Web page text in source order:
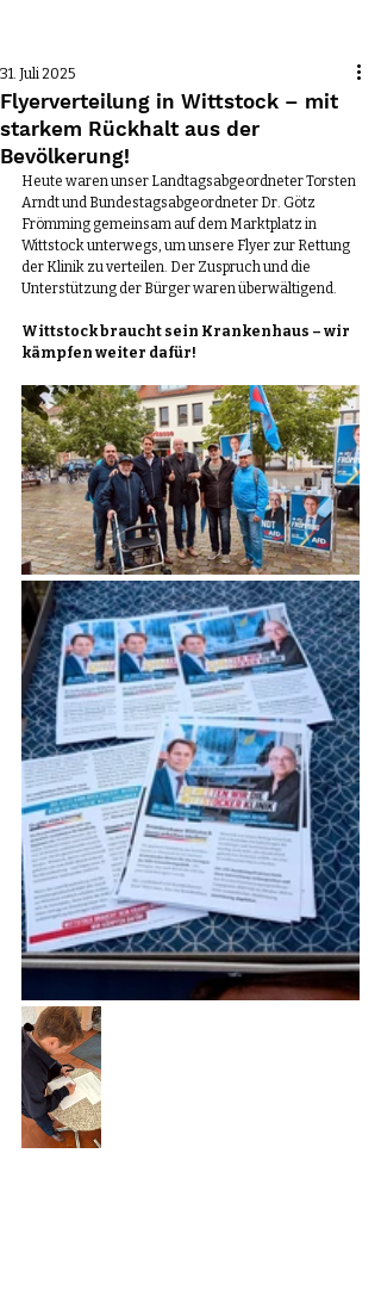
Flyerverteilung in Wittstock – mit
starkem Rückhalt aus der
Bevölkerung!
31. Juli 2025
Heute waren unser Landtagsabgeordneter Torsten
Arndt und Bundestagsabgeordneter Dr. Götz
Frömming gemeinsam auf dem Marktplatz in
Wittstock unterwegs, um unsere Flyer zur Rettung
der Klinik zu verteilen. Der Zuspruch und die
Unterstützung der Bürger waren überwältigend.
Wittstock braucht sein Krankenhaus – wir
kämpfen weiter dafür!